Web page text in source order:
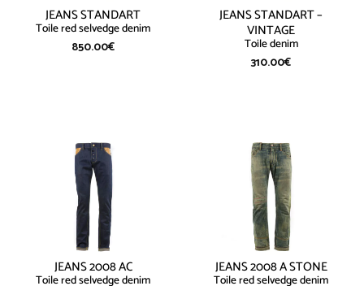
JEANS STANDART
Toile red selvedge denim
850.00€
JEANS STANDART –
VINTAGE
Toile denim
310.00€
JEANS 2008 AC
Toile red selvedge denim
JEANS 2008 A STONE
Toile red selvedge denim